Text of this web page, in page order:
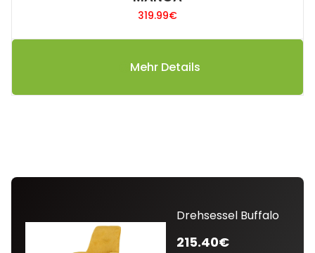
319.99€
Mehr Details
Drehsessel Buffalo
215.40€